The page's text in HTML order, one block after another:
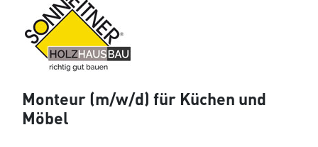
Monteur (m/w/d) für Küchen und
Möbel